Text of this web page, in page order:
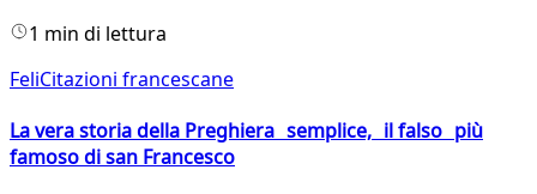
1 min di lettura
FeliCitazioni francescane
La vera storia della Preghiera semplice, il falso più
famoso di san Francesco